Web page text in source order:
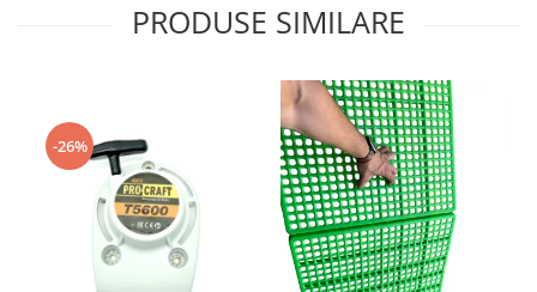
PRODUSE SIMILARE
-26%